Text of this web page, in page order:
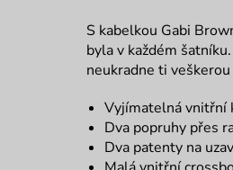
S kabelkou Gabi
byla v každém
neukradne ti veškerou
Vyjímatelná vnitřní
Dva popruhy přes
Dva patenty na